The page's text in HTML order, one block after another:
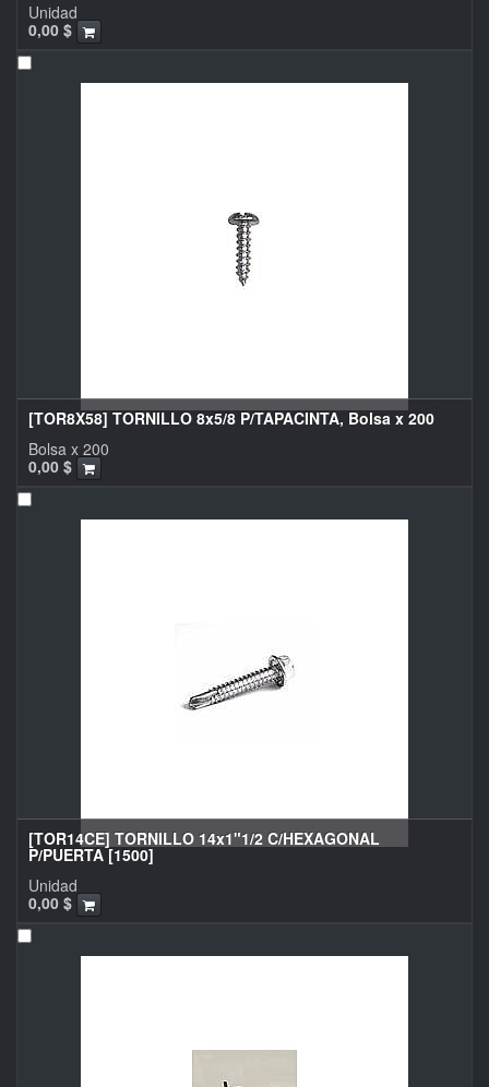
0,00 $
Unidad
[TOR8X58] TORNILLO 8x5/8 P/TAPACINTA, Bolsa x 200
0,00 $
Bolsa x 200
[TOR14CE] TORNILLO 14x1"1/2 C/HEXAGONAL
P/PUERTA [1500]
0,00 $
Unidad